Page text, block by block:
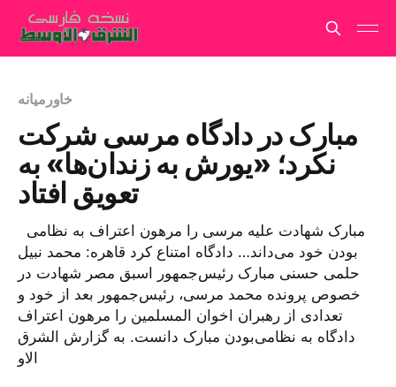
خاورمیانه
مبارک در دادگاه مرسی شرکت
نکرد؛ «یورش به زندان‌ها» به
تعویق افتاد
بودن خود می‌داند… دادگاه امتناع کرد قاهره: محمد نبیل
حلمی حسنی مبارک رئیس‌جمهور اسبق مصر شهادت در
خصوص پرونده محمد مرسی، رئیس‌جمهور بعد از خود و
تعدادی از رهبران اخوان المسلمین را مرهون اعتراف
دادگاه به نظامی‌بودن مبارک دانست. به گزارش الشرق
الاو